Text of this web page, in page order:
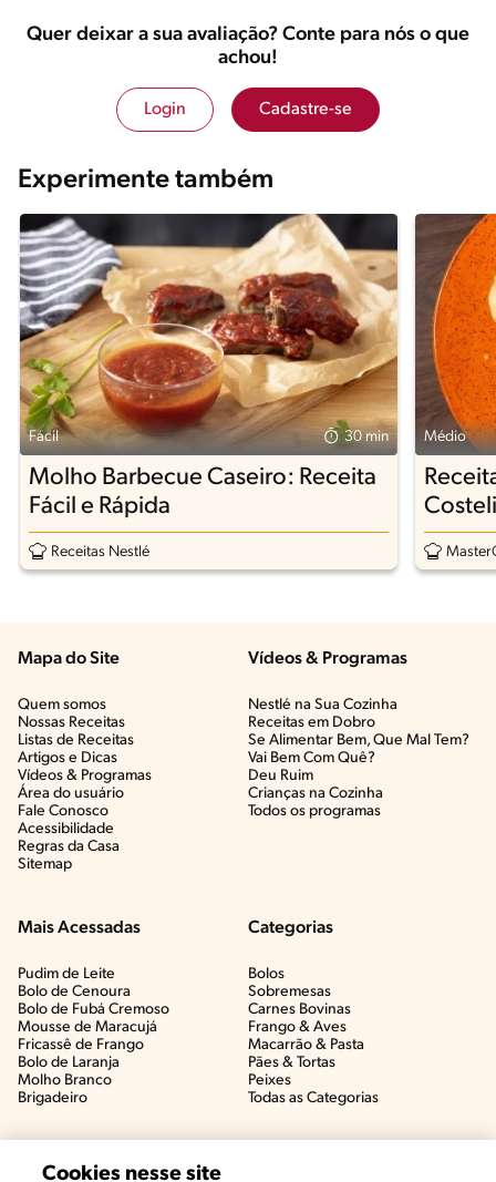
Quer deixar a sua avaliação? Conte para nós o que
achou!
Login Cadastre-se
Experimente também
Fácil 30 min
Molho Barbecue Caseiro: Receita
Fácil e Rápida
Receitas Nestlé
Médio
Mapa do Site
Quem somos
Nossas Receitas
Listas de Receitas​
Artigos e Dicas​
Vídeos & Programas​
Área do usuário
Fale Conosco
Acessibilidade
Regras da Casa
Sitemap
Vídeos & Programas​
Nestlé na Sua Cozinha
Receitas em Dobro
Se Alimentar Bem, Que Mal Tem?​
Vai Bem Com Quê?​
Deu Ruim​
Crianças na Cozinha​
Todos os programas
Mais Acessadas
Pudim de Leite
Bolo de Cenoura
Bolo de Fubá Cremoso
Mousse de Maracujá
Fricassê de Frango
Bolo de Laranja
Molho Branco
Brigadeiro
Categorias
Bolos
Sobremesas
Carnes Bovinas​
Frango & Aves​
Macarrão & Pasta​
Pães & Tortas​
Peixes
Todas as Categorias
Cookies nesse site